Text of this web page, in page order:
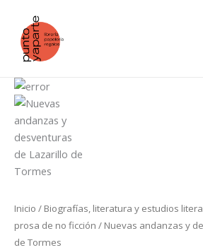
contenido
Inicio / Biografías, literatura y estudios
prosa de no ficción / Nuevas andanzas y
de Tormes
Nuevas
andanzas
y
desventuras
de
Lazarillo
Tormes
cantidad